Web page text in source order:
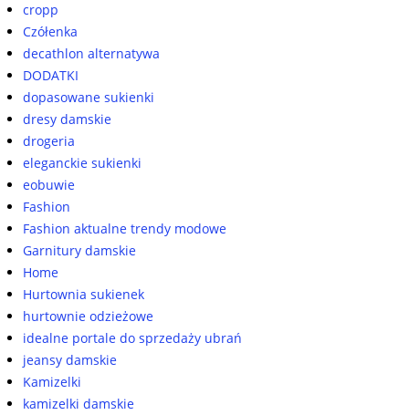
cropp
Czółenka
decathlon alternatywa
DODATKI
dopasowane sukienki
dresy damskie
drogeria
eleganckie sukienki
eobuwie
Fashion
Fashion aktualne trendy modowe
Garnitury damskie
Home
Hurtownia sukienek
hurtownie odzieżowe
idealne portale do sprzedaży ubrań
jeansy damskie
Kamizelki
kamizelki damskie